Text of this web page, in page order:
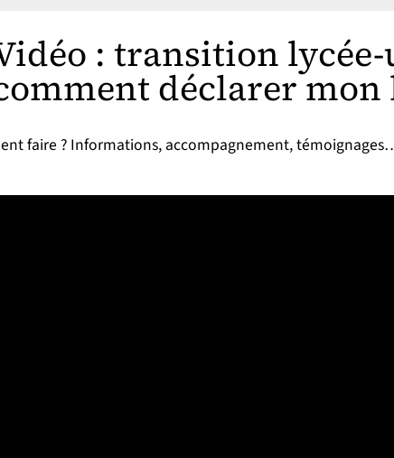
: transition
déclarer mon
faire ? Informations, accompagnement,